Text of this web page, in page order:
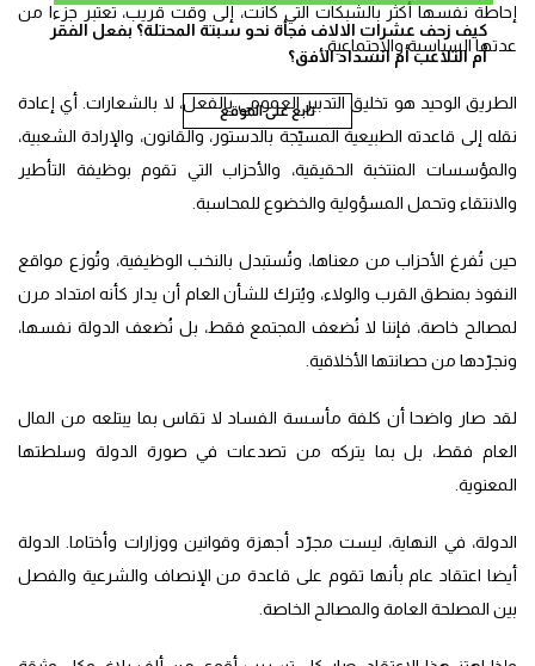
كيف زحف عشرات الالاف فجأة نحو سبتة المحتلة؟ بفعل الفقر
أم التلاعب أم انسداد الأفق؟
تابع على الموقع
إحاطة نفسها أكثر بالشبكات التي كانت، إلى وقت قريب، تعتبر جزءا من
عدتها السياسية والاجتماعية.
الطريق الوحيد هو تخليق التدبير العمومي بالفعل، لا بالشعارات. أي إعادة
نقله إلى قاعدته الطبيعية المسيّجة بالدستور، والقانون، والإرادة الشعبية،
والمؤسسات المنتخبة الحقيقية، والأحزاب التي تقوم بوظيفة التأطير
والانتقاء وتحمل المسؤولية والخضوع للمحاسبة.
حين تُفرغ الأحزاب من معناها، وتُستبدل بالنخب الوظيفية، وتُوزع مواقع
النفوذ بمنطق القرب والولاء، ويُترك للشأن العام أن يدار كأنه امتداد مرن
لمصالح خاصة، فإننا لا نُضعف المجتمع فقط، بل نُضعف الدولة نفسها،
ونجرّدها من حصانتها الأخلاقية.
لقد صار واضحا أن كلفة مأسسة الفساد لا تقاس بما يبتلعه من المال
العام فقط، بل بما يتركه من تصدعات في صورة الدولة وسلطتها
المعنوية.
الدولة، في النهاية، ليست مجرّد أجهزة وقوانين ووزارات وأختاما. الدولة
أيضا اعتقاد عام بأنها تقوم على قاعدة من الإنصاف والشرعية والفصل
بين المصلحة العامة والمصالح الخاصة.